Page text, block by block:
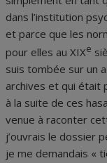
dans l’institution
et parce que les
pour elles au XIXe
suis tombée sur un
archives et qui était
à la suite de ces
venue à raconter
j’ouvrais le dossier
je me demandais «